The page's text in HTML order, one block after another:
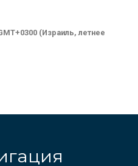
(Израиль, летнее